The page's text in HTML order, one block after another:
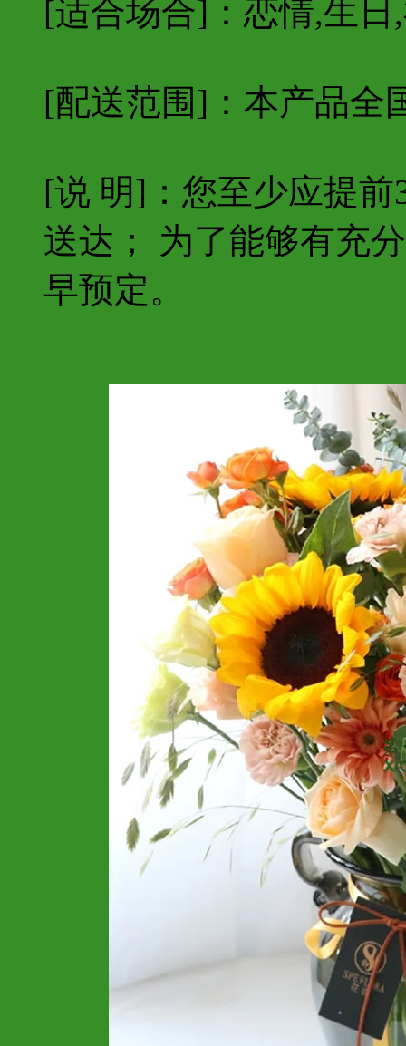
[适合场合]：恋情,生日
[配送范围]：本产品全
[说 明]：您至少应提
送达； 为了能够有充
早预定。